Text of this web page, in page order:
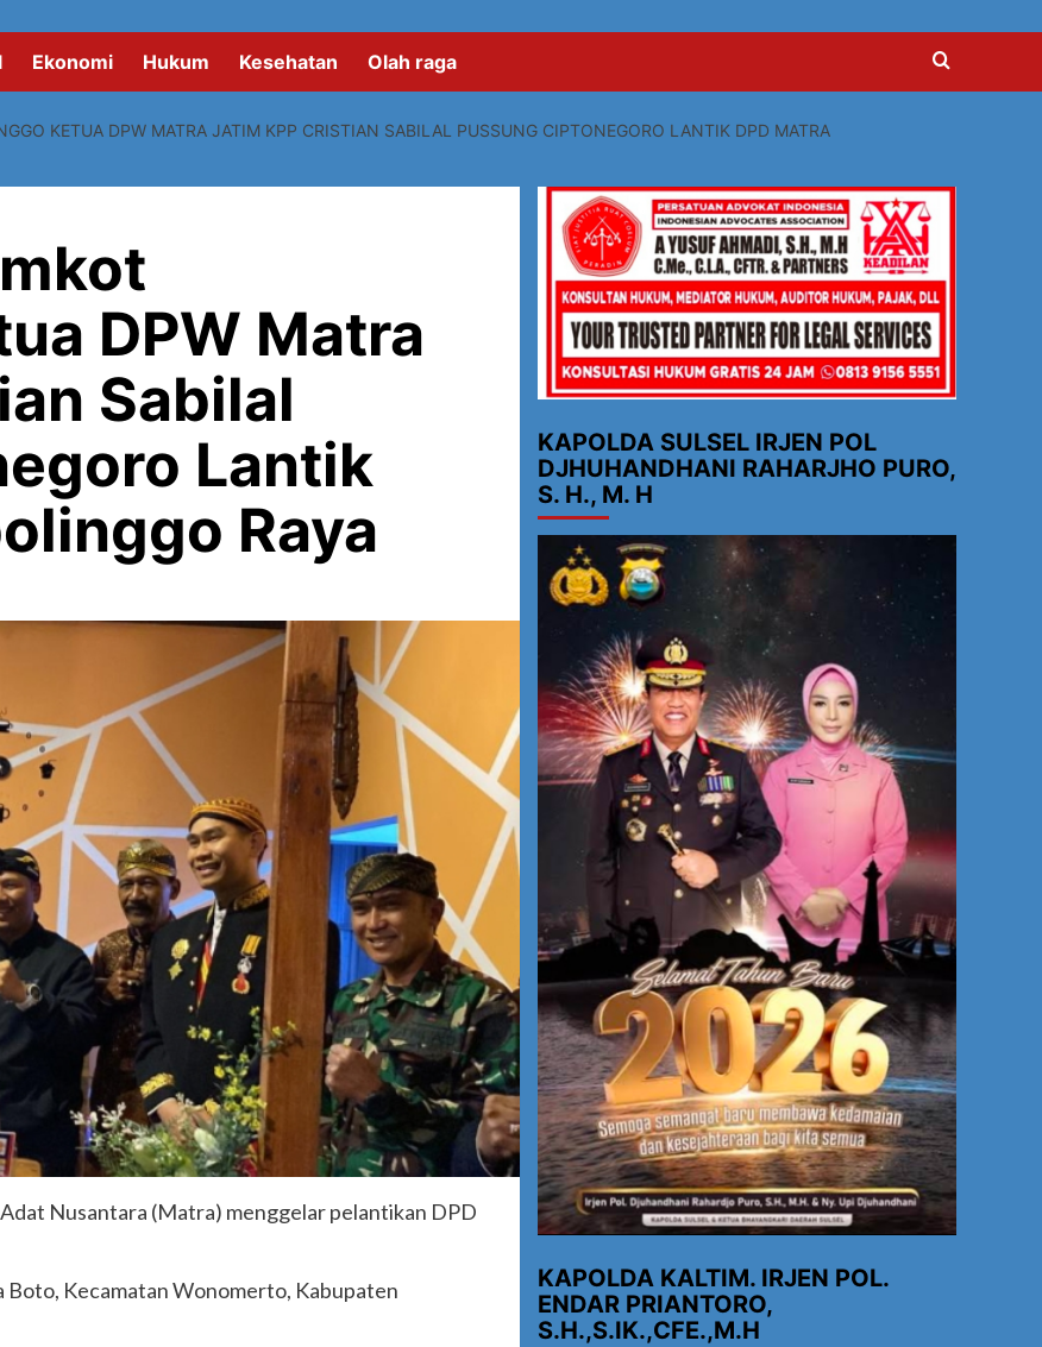
Ekonomi Hukum Kesehatan Olah raga
KETUA DPW MATRA JATIM KPP CRISTIAN SABILAL PUSSUNG CIPTONEGORO LANTIK DPD MATRA
DPW Matra
Sabilal
Lantik
Raya
Nusantara (Matra) menggelar pelantikan DPD
Kecamatan Wonomerto, Kabupaten
KAPOLDA SULSEL IRJEN POL
DJHUHANDHANI RAHARJHO PURO,
S. H., M. H
KAPOLDA KALTIM. IRJEN POL.
ENDAR PRIANTORO,
S.H.,S.IK.,CFE.,M.H